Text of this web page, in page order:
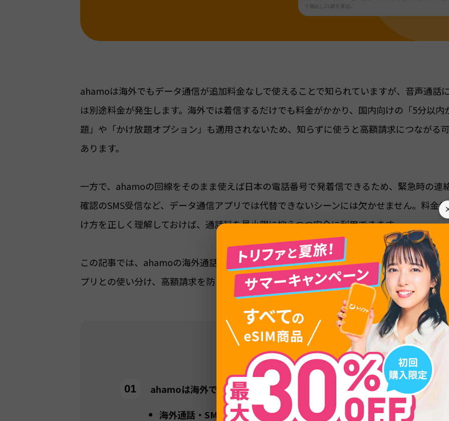
て抽出しDL数を算出。
ahamoは海外でもデータ通信が追加料金なしで使えることで知られていますが、音声通話
は別途料金が発生します。海外では着信するだけでも料金がかかり、国内向けの「5分以内
題」や「かけ放題オプション」も適用されないため、知らずに使うと高額請求につながる
あります。
一方で、ahamoの回線をそのまま使えば日本の電話番号で発着信できるため、緊急時の連
確認のSMS受信など、データ通信アプリでは代替できないシーンには欠かせません。料金
け方を正しく理解しておけば、通話料を最小限に抑えつつ安全に利用できます。
この記事では、ahamoの海外通話料金、+ボタンを使った国際電話のかけ方、LINEなど無
プリとの使い分け、高額請求を防ぐ設定方法までを公式情報に基づいてまとめます。
目次
ahamoは海外でも電話できる？基本の仕組み
海外通話・SMSは追加料金なしのデータ通信とは別扱い